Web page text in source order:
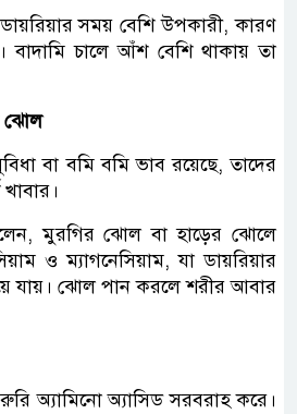
সময় বেশি উপকারী, কারণ
চালে আঁশ বেশি থাকায় তা
ঝোল
বা বমি বমি ভাব রয়েছে, তাদের
মুরগির ঝোল বা হাড়ের ঝোলে
ও ম্যাগনেসিয়াম, যা ডায়রিয়ার
যায়। ঝোল পান করলে শরীর আবার
অ্যামিনো অ্যাসিড সরবরাহ করে।